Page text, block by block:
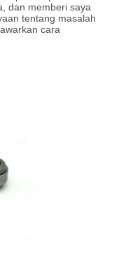
dan memberi saya
tentang masalah
cara